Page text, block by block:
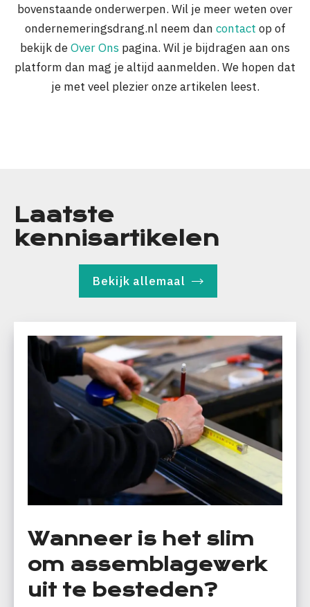
bovenstaande onderwerpen. Wil je meer weten over
ondernemeringsdrang.nl neem dan contact op of
bekijk deOver Ons pagina. Wil je bijdragen aan ons
platform dan mag je altijd aanmelden. We hopen dat
je met veel plezier onze artikelen leest.
Laatste
kennisartikelen
Bekijk allemaal
Wanneer is het slim
om assemblagewerk
uit te besteden?